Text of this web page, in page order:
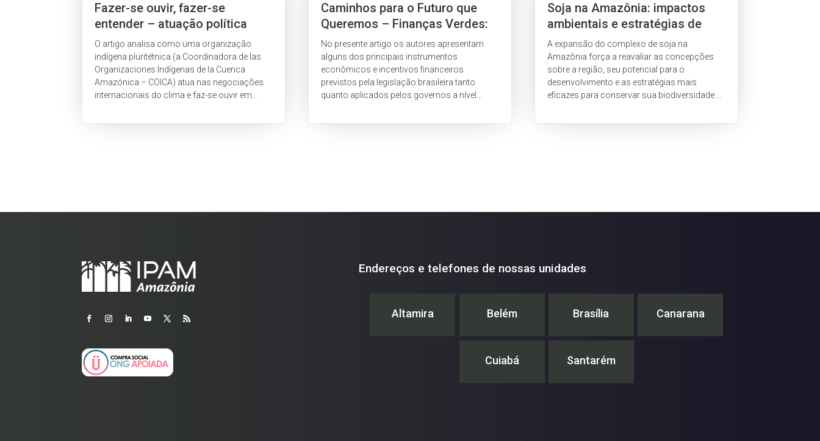
Fazer-se ouvir, fazer-se
entender – atuação política
interétnica da COICA nas
negociações sobre o clima com
a proposta de REDD+ Indígena
Amazônico
O artigo analisa como uma organização
indígena pluritétnica (a Coordinadora de las
Organizaciones Indígenas de la Cuenca
Amazónica – COICA) atua nas negociações
internacionais do clima e faz-se ouvir em
Caminhos para o Futuro que
Queremos – Finanças Verdes:
Cenário Brasileiro
No presente artigo os autores apresentam
alguns dos principais instrumentos
econômicos e incentivos financeiros
previstos pela legislação brasileira tanto
quanto aplicados pelos governos a nível
Soja na Amazônia: impactos
ambientais e estratégias de
mitigação
A expansão do complexo de soja na
Amazônia força a reavaliar as concepções
sobre a região, seu potencial para o
desenvolvimento e as estratégias mais
eficazes para conservar sua biodiversidade e
Endereços e telefones de nossas unidades
Altamira Belém Brasília Canarana
Cuiabá Santarém